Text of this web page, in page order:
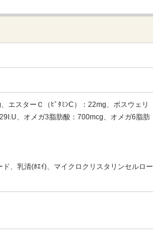
エスターＣ（ﾋﾞﾀﾐﾝC）：22mg、ボスウェリ
、オメガ3脂肪酸：700mcg、オメガ6脂肪
、乳清(ﾎｴｲ)、マイクロクリスタリンセルロー